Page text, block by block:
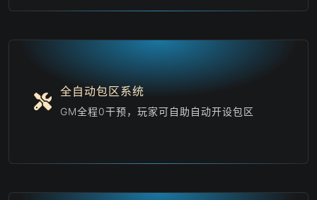
全自动包区系统
GM全程0干预，玩家可自助自动开设包区